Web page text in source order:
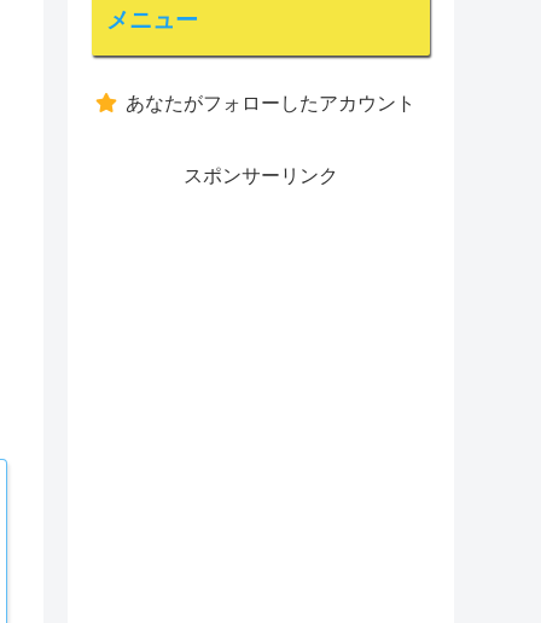
メニュー
あなたがフォローしたアカウント
スポンサーリンク